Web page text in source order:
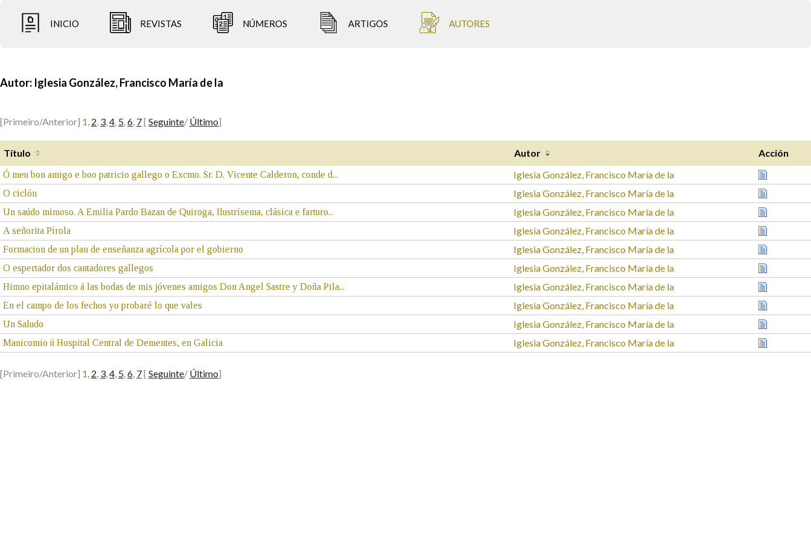
INICIO REVISTAS NÚMEROS ARTIGOS AUTORES
Autor: Iglesia González, Francisco María de la
[Primeiro/Anterior] 1, 2, 3,4, 5,6, 7[ Seguinte/ Último]
Título Autor Acción
Ó meu bon amigo e boo patricio gallego o Excmo. Sr. D. Vicente Calderon, conde d... Iglesia González, Francisco María de la
O ciclón Iglesia González, Francisco María de la
Un saúdo mimoso. A Emilia Pardo Bazan de Quiroga, Ilustrísema, clásica e farturo... Iglesia González, Francisco María de la
A señorita Pírola Iglesia González, Francisco María de la
Formacion de un plan de enseñanza agrícola por el gobierno Iglesia González, Francisco María de la
O espertador dos cantadores gallegos Iglesia González, Francisco María de la
Himno epitalámico á las bodas de mis jóvenes amigos Don Angel Sastre y Doña Pila... Iglesia González, Francisco María de la
En el campo de los fechos yo probaré lo que vales Iglesia González, Francisco María de la
Un Saludo Iglesia González, Francisco María de la
Manicomio ú Hospital Central de Dementes, en Galicia Iglesia González, Francisco María de la
[Primeiro/Anterior] 1, 2, 3,4, 5,6, 7[ Seguinte/ Último]